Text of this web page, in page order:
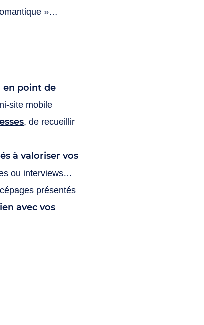
»…
en point de
site mobile
, de recueillir
à valoriser vos
ou interviews…
présentés
avec vos